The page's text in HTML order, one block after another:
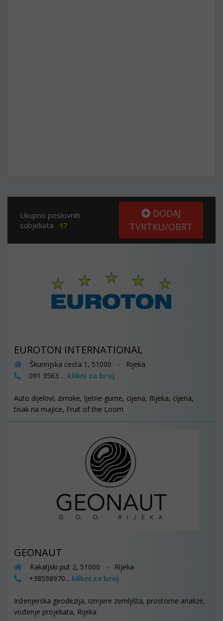
Ukupno poslovnih
subjekata: 17
DODAJ
TVRTKU/OBRT
EUROTON INTERNATIONAL
Škurinjska cesta 1, 51000 - Rijeka
091 3563 ... klikni za broj
Auto dijelovi, zimske, ljetne gume, cijena, Rijeka, cijena,
tisak na majice, Fruit of the Loom
GEONAUT
Rakaljski put 2, 51000 - Rijeka
+38598970... klikni za broj
Inženjerska geodezija, izmjere zemljišta, prostorne analize,
vođenje projekata, Rijeka